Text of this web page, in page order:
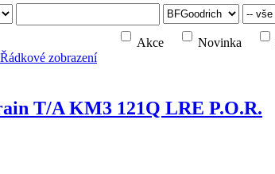
Akce Novinka
Řádkové zobrazení
T/A KM3 121Q LRE P.O.R.